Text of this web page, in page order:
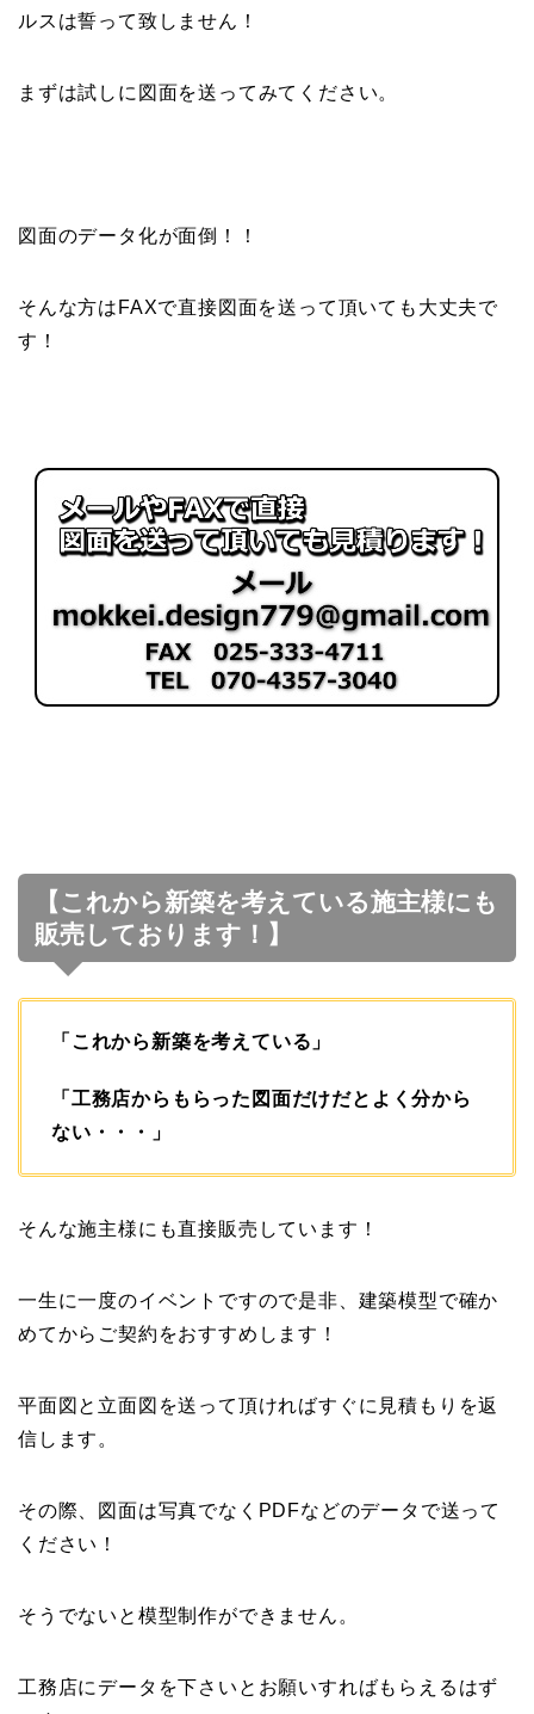
ルスは誓って致しません！
まずは試しに図面を送ってみてください。
図面のデータ化が面倒！！
そんな方はFAXで直接図面を送って頂いても大丈夫で
す！
【これから新築を考えている施主様にも
販売しております！】
「これから新築を考えている」
「工務店からもらった図面だけだとよく分から
ない・・・」
そんな施主様にも直接販売しています！
一生に一度のイベントですので是非、建築模型で確か
めてからご契約をおすすめします！
平面図と立面図を送って頂ければすぐに見積もりを返
信します。
その際、図面は写真でなくPDFなどのデータで送って
ください！
そうでないと模型制作ができません。
工務店にデータを下さいとお願いすればもらえるはず